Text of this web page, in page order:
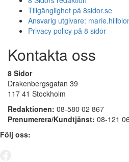
Tillgänglighet på 8sidor.se
Ansvarig utgivare:
Privacy policy på 8 sidor
Kontakta oss
8 Sidor
Drakenbergsgatan 39
117 41 Stockholm
Redaktionen: 08-580 02 867
Prenumerera/Kundtjänst: 08-121
Följ oss: